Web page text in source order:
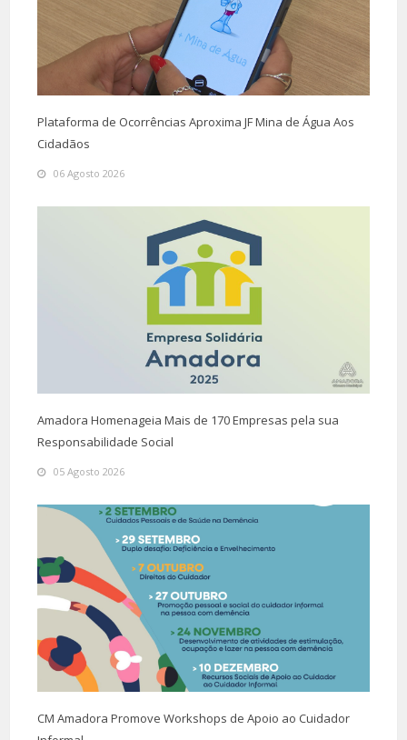
Plataforma de Ocorrências Aproxima JF Mina de Água Aos
Cidadãos
06 Agosto 2026
Amadora Homenageia Mais de 170 Empresas pela sua
Responsabilidade Social
05 Agosto 2026
CM Amadora Promove Workshops de Apoio ao Cuidador